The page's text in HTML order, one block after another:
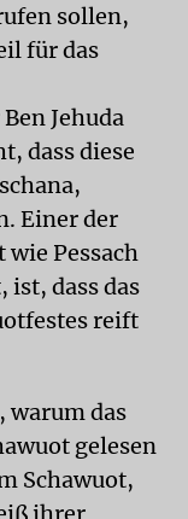
sollen,
für das
Jehuda
dass diese
Einer der
Pessach
ist, dass das
reift
warum das
gelesen
Schawuot,
ihrer